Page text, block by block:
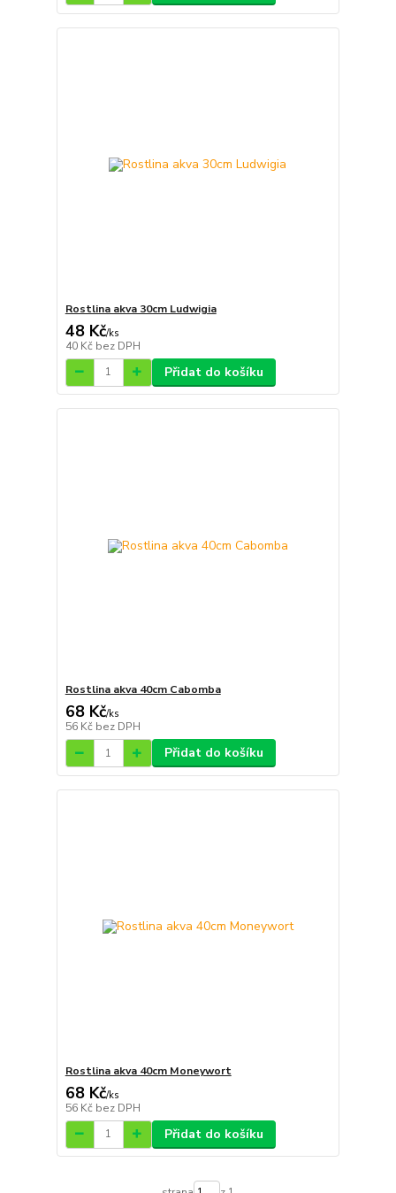
Rostlina akva 30cm Ludwigia
48 Kč/ks
40 Kč bez DPH
Přidat do košíku
Rostlina akva 40cm Cabomba
68 Kč/ks
56 Kč bez DPH
Přidat do košíku
Rostlina akva 40cm Moneywort
68 Kč/ks
56 Kč bez DPH
Přidat do košíku